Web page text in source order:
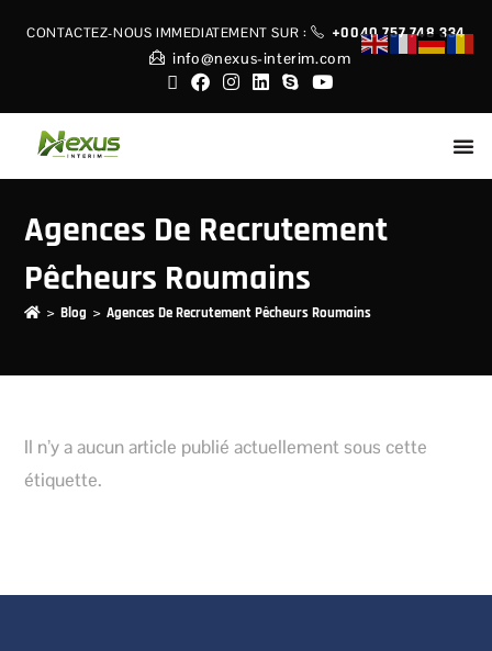
CONTACTEZ-NOUS IMMEDIATEMENT SUR :
+0040 757 748 334
info@nexus-interim.com
Agences De Recrutement
Pêcheurs Roumains
> Blog > Agences De Recrutement Pêcheurs Roumains
Il n’y a aucun article publié actuellement sous cette
étiquette.